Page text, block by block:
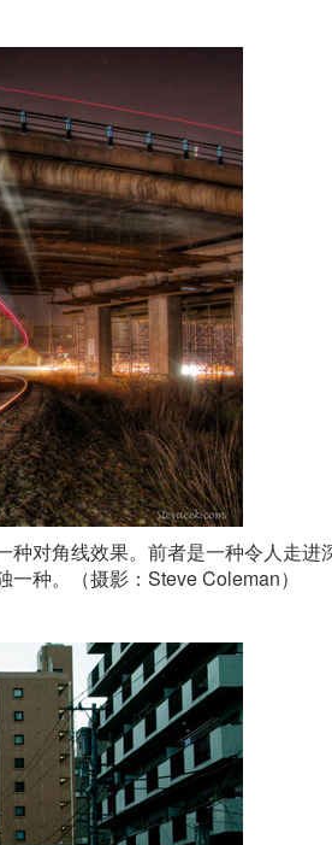
对角线效果。前者是一种令人走进
种。（摄影：Steve Coleman）